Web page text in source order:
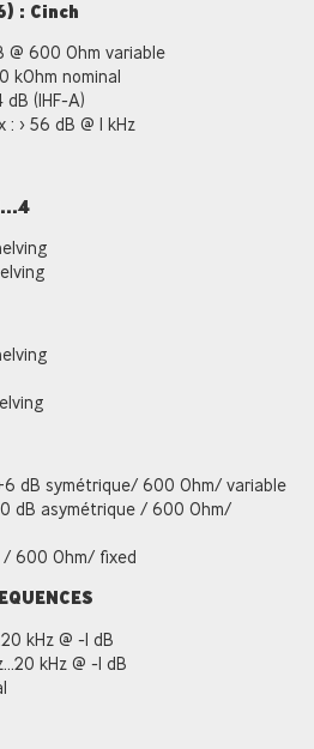
: Cinch
@ 600 Ohm variable
kOhm nominal
(IHF-A)
> 56 dB @ 1 kHz
dB symétrique/ 600 Ohm/ variable
0 dB asymétrique / 600 Ohm/
/ 600 Ohm/ fixed
kHz @ -1 dB
kHz @ -1 dB